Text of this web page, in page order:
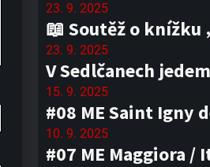
23. 9. 2025
📖 Soutěž o knížku
23. 9. 2025
V Sedlčanech
15. 9. 2025
#08 ME Saint Igny
10. 9. 2025
#07 ME Maggiora /